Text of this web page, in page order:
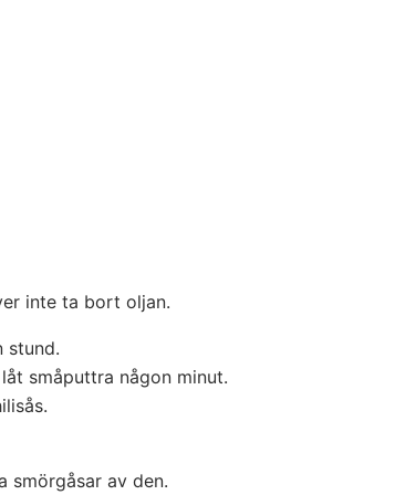
inte ta bort oljan.
stund.
småputtra någon minut.
smörgåsar av den.